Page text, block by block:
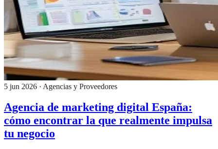
5 jun 2026 · Agencias y Proveedores
Agencia de marketing digital España:
cómo encontrar la que realmente impulsa
tu negocio